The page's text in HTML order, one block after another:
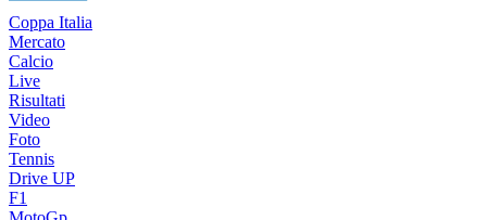
Coppa Italia
Mercato
Calcio
Live
Risultati
Video
Foto
Tennis
Drive UP
F1